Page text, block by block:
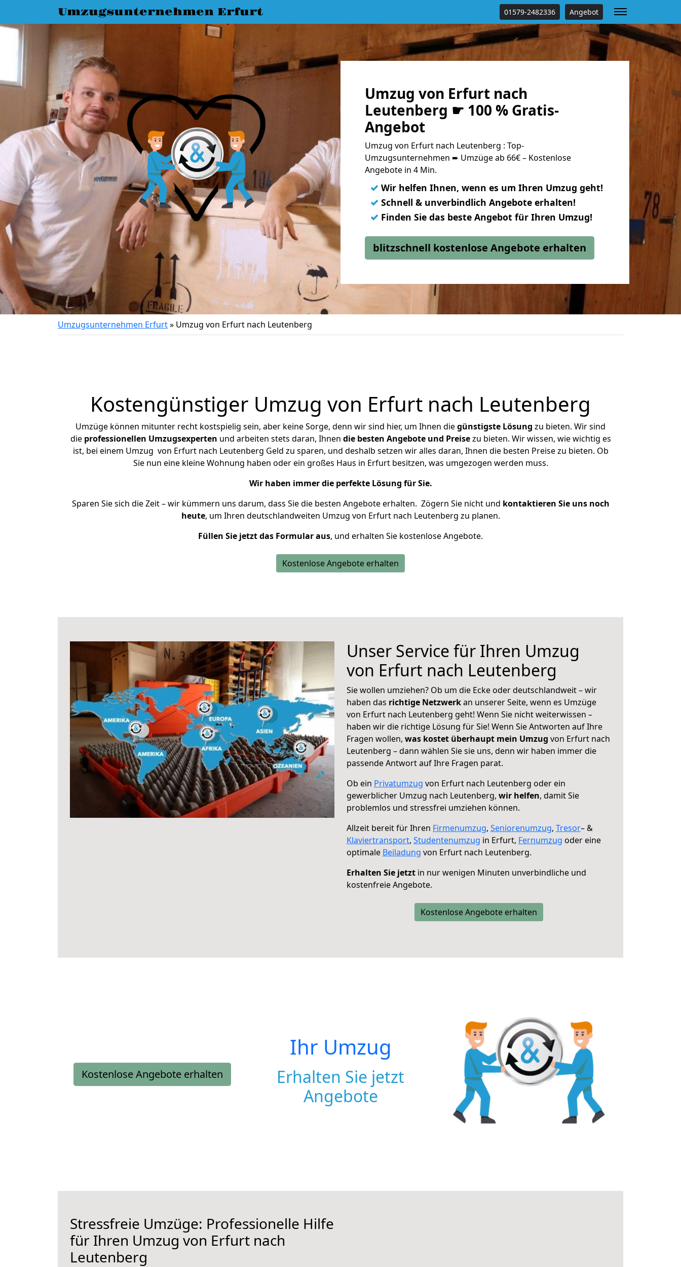
Umzugsunternehmen Erfurt 01579-2482336 Angebot
Umzug von Erfurt nach
Leutenberg ☛ 100 % Gratis-
Angebot
Umzug von Erfurt nach Leutenberg : Top-
Umzugsunternehmen ➨ Umzüge ab 66€ – Kostenlose
Angebote in 4 Min.
✓ Wir helfen Ihnen, wenn es um Ihren Umzug geht!
✓ Schnell & unverbindlich Angebote erhalten!
✓ Finden Sie das beste Angebot für Ihren Umzug!
blitzschnell kostenlose Angebote erhalten
Umzugsunternehmen Erfurt» Umzug von Erfurt nach Leutenberg
Kostengünstiger Umzug von Erfurt nach Leutenberg
Umzüge können mitunter recht kostspielig sein, aber keine Sorge, denn wir sind hier, um Ihnen diegünstigste Lösung zu bieten. Wir sind
die professionellen Umzugsexperten und arbeiten stets daran, Ihnen die besten Angebote und Preisezu bieten. Wir wissen, wie wichtig es
ist, bei einem Umzug von Erfurt nach Leutenberg Geld zu sparen, und deshalb setzen wir alles daran, Ihnen die besten Preise zu bieten. Ob
Sie nun eine kleine Wohnung haben oder ein großes Haus in Erfurt besitzen, was umgezogen werden muss.
Wir haben immer die perfekte Lösung für Sie.
Sparen Sie sich die Zeit – wir kümmern uns darum, dass Sie die besten Angebote erhalten. Zögern Sie nicht und kontaktieren Sie uns noch
heute, um Ihren deutschlandweiten Umzug von Erfurt nach Leutenberg zu planen.
Füllen Sie jetzt das Formular aus, und erhalten Sie kostenlose Angebote.
Kostenlose Angebote erhalten
Unser Service für Ihren Umzug
von Erfurt nach Leutenberg
Sie wollen umziehen? Ob um die Ecke oder deutschlandweit – wir
haben das richtige Netzwerkan unserer Seite, wenn es Umzüge
von Erfurt nach Leutenberg geht! Wenn Sie nicht weiterwissen –
haben wir die richtige Lösung für Sie! Wenn Sie Antworten auf Ihre
Fragen wollen, was kostet überhaupt mein Umzug von Erfurt nach
Leutenberg – dann wählen Sie sie uns, denn wir haben immer die
passende Antwort auf Ihre Fragen parat.
Ob ein Privatumzug von Erfurt nach Leutenberg oder ein
gewerblicher Umzug nach Leutenberg, wir helfen, damit Sie
problemlos und stressfrei umziehen können.
Allzeit bereit für Ihren Firmenumzug, Seniorenumzug, Tresor– &
Klaviertransport, Studentenumzug in Erfurt, Fernumzug oder eine
optimale Beiladung von Erfurt nach Leutenberg.
Erhalten Sie jetzt in nur wenigen Minuten unverbindliche und
kostenfreie Angebote.
Kostenlose Angebote erhalten
Kostenlose Angebote erhalten
Ihr Umzug
Erhalten Sie jetzt
Angebote
Stressfreie Umzüge: Professionelle Hilfe
für Ihren Umzug von Erfurt nach
Leutenberg